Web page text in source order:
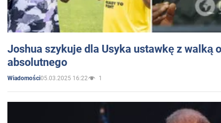
Joshua szykuje dla Usyka ustawkę z walką
absolutnego
Wiadomości05.03.2025 16:22 1